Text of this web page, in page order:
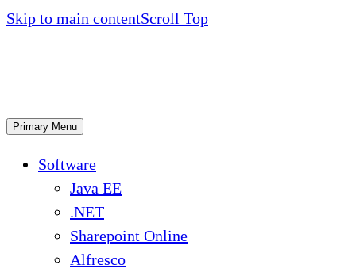
Skip to main contentScroll Top
Primary Menu
Software
Java EE
.NET
Sharepoint Online
Alfresco